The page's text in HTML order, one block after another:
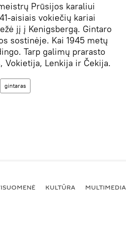
Prūsijos karaliui
aisiais vokiečių kariai
jį į Kenigsbergą. Gintaro
sostinėje. Kai 1945 metų
Tarp galimų prarasto
Vokietija, Lenkija ir Čekija.
gintaras
KULTŪRA MULTIMEDIA